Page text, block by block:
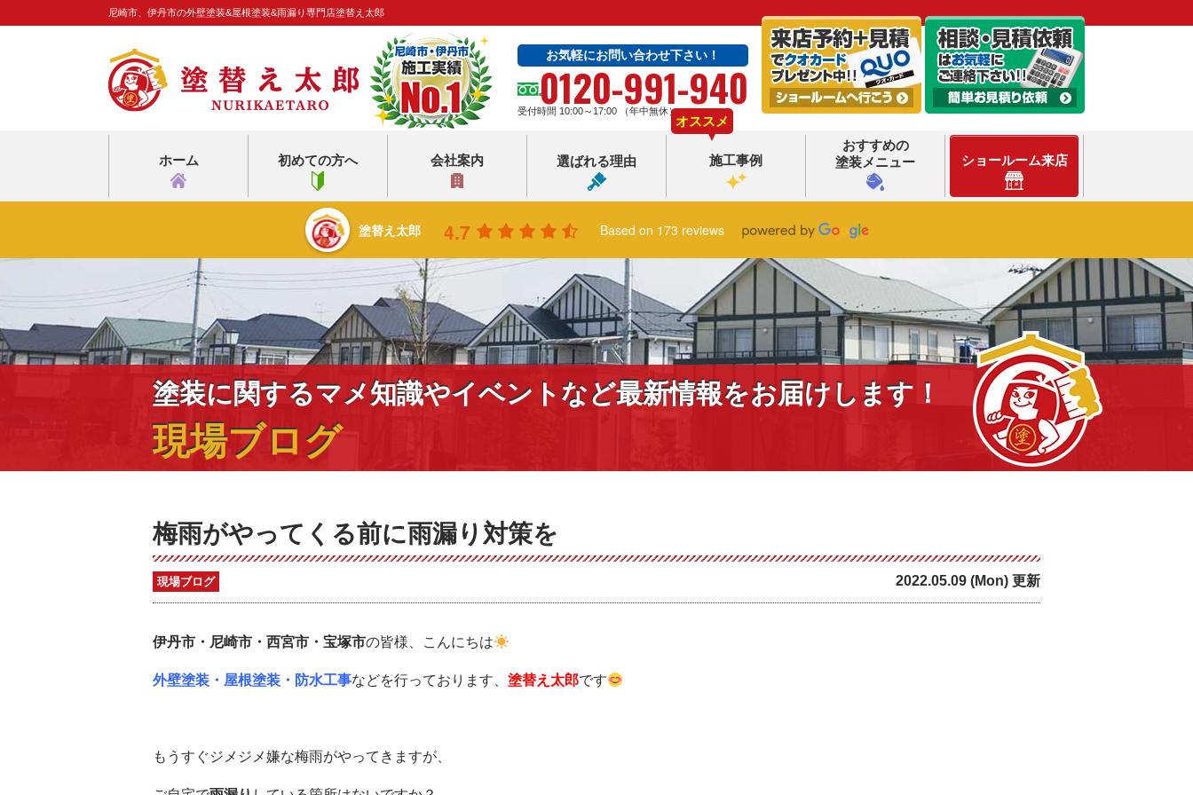
尼崎市、伊丹市の外壁塗装&屋根塗装&雨漏り専門店塗替え太郎
お気軽にお問い合わせ下さい！
0120-991-940
受付時間 10:00～17:00 （年中無休）
ホーム 初めての方へ 会社案内 選ばれる理由 施工事例
オススメ
おすすめの
塗装メニュー
ショールーム来店
塗替え太郎 4.7 Based on 173 reviews
塗装に関するマメ知識やイベントなど最新情報をお届けします！
現場ブログ
梅雨がやってくる前に雨漏り対策を
現場ブログ 2022.05.09 (Mon) 更新
伊丹市・尼崎市・西宮市・宝塚市の皆様、こんにちは
外壁塗装・屋根塗装・防水工事などを行っております、 塗替え太郎です
もうすぐジメジメ嫌な梅雨がやってきますが、